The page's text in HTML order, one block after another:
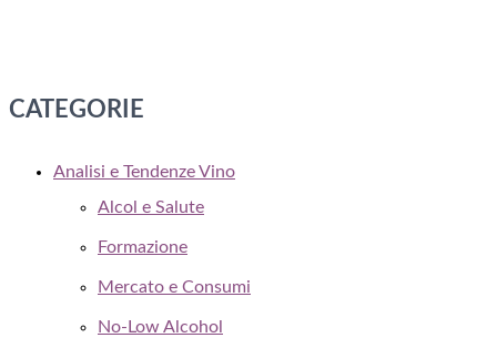
CATEGORIE
Analisi e Tendenze Vino
Alcol e Salute
Formazione
Mercato e Consumi
No-Low Alcohol